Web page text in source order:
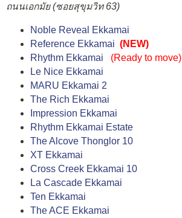
ถนนเอกมัย (ซอยสุขุมวิท 63)
Noble Reveal Ekkamai
Reference Ekkamai (NEW)
Rhythm Ekkamai
(Ready to move)
Le Nice Ekkamai
MARU Ekkamai 2
The Rich Ekkamai
Impression Ekkamai
Rhythm Ekkamai Estate
The Alcove Thonglor 10
XT Ekkamai
Cross Creek Ekkamai 10
La Cascade Ekkamai
Ten Ekkamai
The ACE Ekkamai